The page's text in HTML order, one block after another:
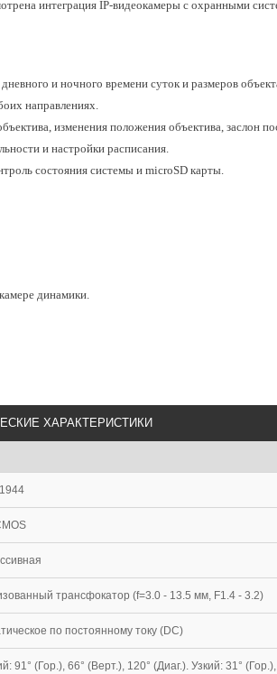
интеграция IP-видеокамеры с охранными
и ночного времени суток и размеров
направлениях.
изменения положения объектива, заслон
и настройки расписания.
состояния системы и microSD карты.
динамики.
ХАРАКТЕРИСТИКИ
трансфокатор (f=3.0 - 13.5 мм, F1.4 - 3.2)
по постоянному току (DC)
91° (Гор.), 66° (Верт.), 120° (Диаг.). Узкий: 31°